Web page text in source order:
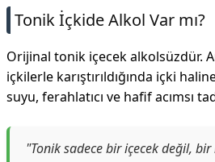
Tonik İçkide Alkol Var mı?
Orijinal tonik içecek alkolsüzdür.
içkilerle karıştırıldığında içki
suyu, ferahlatıcı ve hafif acımsı
"Tonik sadece bir içecek değil,